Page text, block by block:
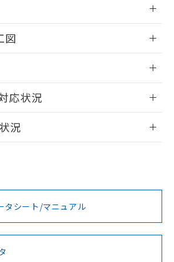
図
ます。
ログイン/会員登録
ご利用いただく前に、以下を必ずお読
件
応状況
・凡例
項・凡例
況
タシート/マニュアル
から、特段のことがない限
月12日より割愛しておりま